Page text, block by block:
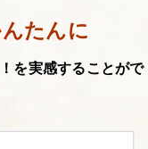
たんに
を実感することがで